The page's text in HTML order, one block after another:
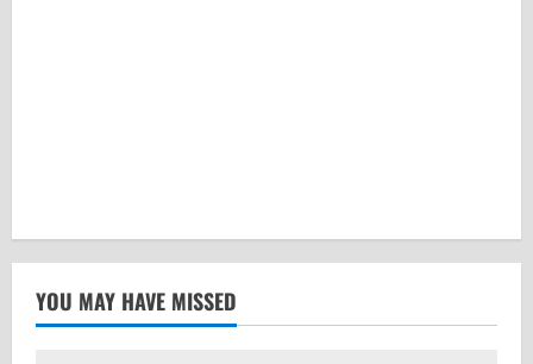
YOU MAY HAVE MISSED